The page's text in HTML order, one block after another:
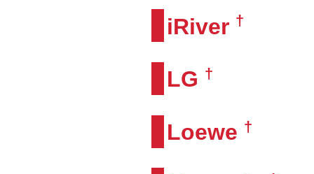
iRiver †
LG †
Loewe †